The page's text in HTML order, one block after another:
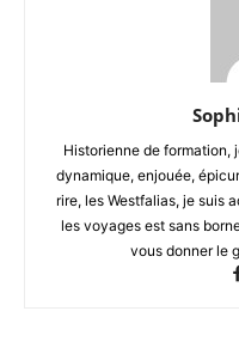
Historienne de formation,
dynamique, enjouée,
rire, les Westfalias, je suis
les voyages est sans
vous donner le